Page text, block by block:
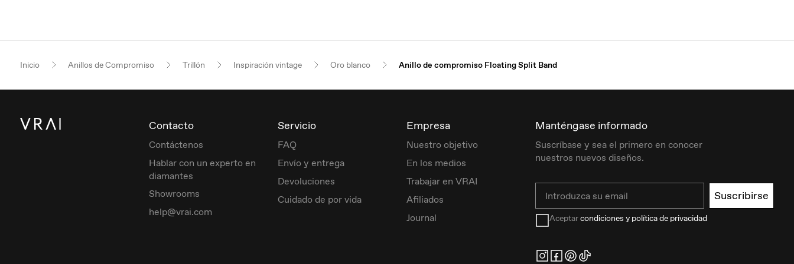
Inicio Anillos de Compromiso Trillón Inspiración vintage Oro blanco Anillo de compromiso Floating Split Band
Contacto
Contáctenos
Hablar con un experto en
diamantes
Showrooms
help@vrai.com
Servicio
FAQ
Envío y entrega
Devoluciones
Cuidado de por vida
Empresa
Nuestro objetivo
En los medios
Trabajar en VRAI
Afiliados
Journal
Manténgase informado
Suscríbase y sea el primero en conocer
nuestros nuevos diseños.
Suscribirse
Aceptarcondiciones y política de privacidad